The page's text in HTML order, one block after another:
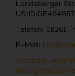
Landsberger
Telefon: 08261 –
E-Mail:
facebook.com/
instagram.com/